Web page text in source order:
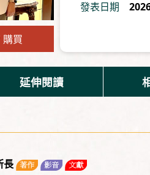
購買
發表日期
延伸閱讀
長